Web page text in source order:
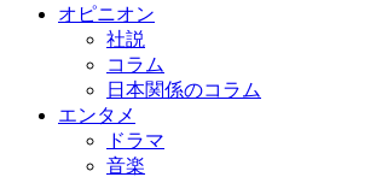
オピニオン
社説
コラム
日本関係のコラム
エンタメ
ドラマ
音楽